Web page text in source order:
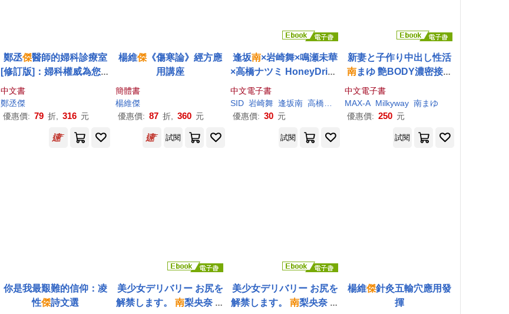
鄭丞傑醫師的婦科診療室
[修訂版]：婦科權威為您解
答100個難以啟齒的兩性
中文書
鄭丞傑
優惠價: 79 折, 316 元
楊維傑 《傷寒論》經方應
用講座
簡體書
楊維傑
優惠價: 87 折, 360 元
逢坂南×岩崎舞×鳴瀬未華
×高橋ナツミ HoneyDripp
er 183Photos (電子書)
中文電子書
SID 岩崎舞 逢坂南 高橋ナツミ
鳴瀬未華
優惠價: 30 元
新妻と子作り中出し性活
南まゆ 艶BODY濃密接写
(電子書)
中文電子書
MAX-A Milkyway 南まゆ
優惠價: 250 元
試閱 試閱 試閱
你是我最艱難的信仰：凌
性傑詩文選
美少女デリバリー お尻を
解禁します。南梨央奈 写
美少女デリバリー お尻を
解禁します。 南梨央奈 写
楊維傑針灸五輸穴應用發
揮